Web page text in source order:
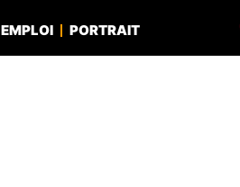
EMPLOI PORTRAIT